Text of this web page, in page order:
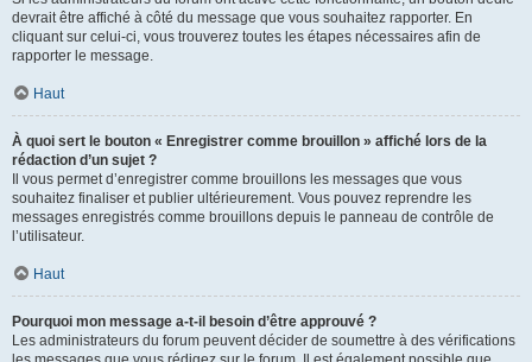
devrait être affiché à côté du message que vous souhaitez rapporter. En
cliquant sur celui-ci, vous trouverez toutes les étapes nécessaires afin de
rapporter le message.
Haut
À quoi sert le bouton « Enregistrer comme brouillon » affiché lors de la
rédaction d’un sujet ?
Il vous permet d’enregistrer comme brouillons les messages que vous
souhaitez finaliser et publier ultérieurement. Vous pouvez reprendre les
messages enregistrés comme brouillons depuis le panneau de contrôle de
l’utilisateur.
Haut
Pourquoi mon message a-t-il besoin d’être approuvé ?
Les administrateurs du forum peuvent décider de soumettre à des vérifications